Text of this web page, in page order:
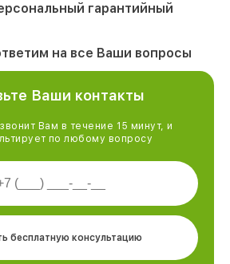
гарантийный
на все Ваши вопросы
Ваши контакты
Вам в течение 15 минут, и
по любому вопросу
бесплатную консультацию